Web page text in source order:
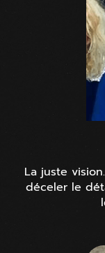
La juste
déceler le